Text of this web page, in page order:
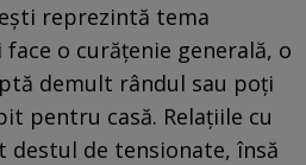
reprezintă tema
o curățenie generală, o
demult rândul sau poți
pentru casă. Relațiile cu
de tensionate, însă